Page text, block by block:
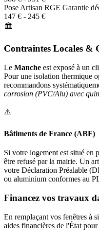
Pose Artisan RGE Garantie
147 € - 245 €
🏛️
Contraintes Locales &
Le Manche est exposé à un
Pour une isolation thermique
recommandons
corrosion (PVC/Alu) avec
⚠️
Bâtiments de France (ABF)
Si votre logement est situé en
être refusé par la mairie. Un
votre Déclaration Préalable
ou aluminium conformes au
Financez vos travaux
En remplaçant vos fenêtres à
aides financières de l'État